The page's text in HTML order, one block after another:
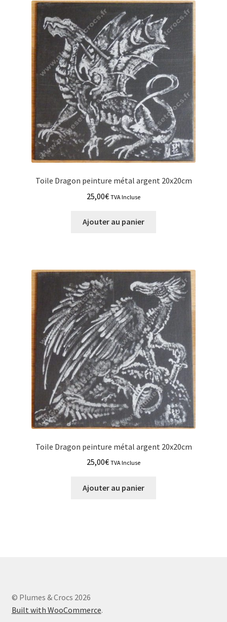
Toile Dragon peinture métal argent 20x20cm
25,00€ TVA Incluse
Ajouter au panier
Toile Dragon peinture métal argent 20x20cm
25,00€ TVA Incluse
Ajouter au panier
© Plumes & Crocs 2026
Built with WooCommerce.